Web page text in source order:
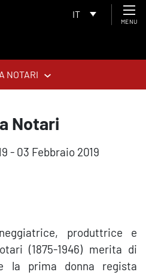
IT
MENU
NOTARI
Notari
- 03 Febbraio 2019
produttrice e
(1875-1946) merita di
la prima donna regista